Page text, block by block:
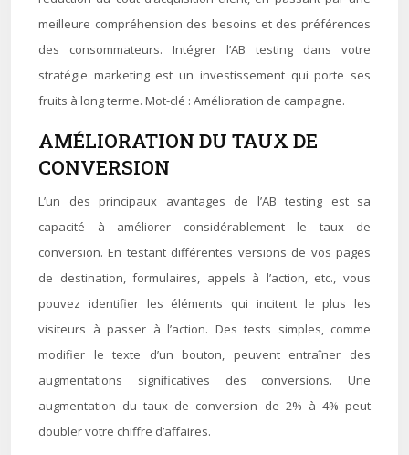
meilleure compréhension des besoins et des préférences
des consommateurs. Intégrer l’AB testing dans votre
stratégie marketing est un investissement qui porte ses
fruits à long terme. Mot-clé : Amélioration de campagne.
AMÉLIORATION DU TAUX DE
CONVERSION
L’un des principaux avantages de l’AB testing est sa
capacité à améliorer considérablement le taux de
conversion. En testant différentes versions de vos pages
de destination, formulaires, appels à l’action, etc., vous
pouvez identifier les éléments qui incitent le plus les
visiteurs à passer à l’action. Des tests simples, comme
modifier le texte d’un bouton, peuvent entraîner des
augmentations significatives des conversions. Une
augmentation du taux de conversion de 2% à 4% peut
doubler votre chiffre d’affaires.